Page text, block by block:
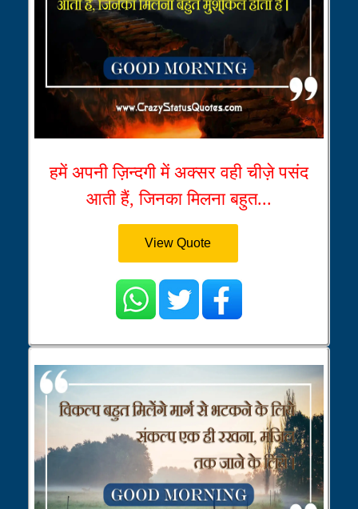
हमें अपनी ज़िन्दगी में अक्सर वही चीज़े पसंद
आती हैं, जिनका मिलना बहुत...
View Quote